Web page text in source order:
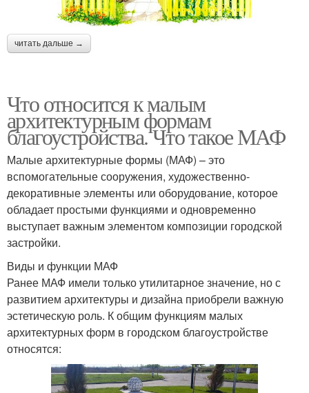
читать дальше →
Что относится к малым
архитектурным формам
благоустройства. Что такое МАФ
Малые архитектурные формы (МАФ) – это
вспомогательные сооружения, художественно-
декоративные элементы или оборудование, которое
обладает простыми функциями и одновременно
выступает важным элементом композиции городской
застройки.
Виды и функции МАФ
Ранее МАФ имели только утилитарное значение, но с
развитием архитектуры и дизайна приобрели важную
эстетическую роль. К общим функциям малых
архитектурных форм в городском благоустройстве
относятся: